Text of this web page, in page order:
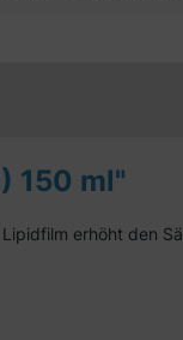
150 ml"
erhöht den